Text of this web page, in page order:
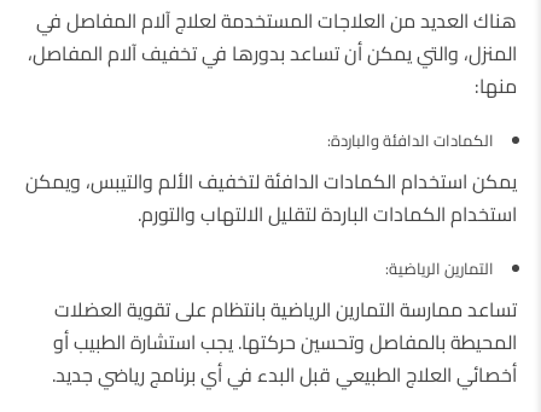
هناك العديد من العلاجات المستخدمة لعلاج آلام المفاصل في
المنزل، والتي يمكن أن تساعد بدورها في تخفيف آلام المفاصل،
منها:
الكمادات الدافئة والباردة:
يمكن استخدام الكمادات الدافئة لتخفيف الألم والتيبس، ويمكن
استخدام الكمادات الباردة لتقليل الالتهاب والتورم.
التمارين الرياضية:
تساعد ممارسة التمارين الرياضية بانتظام على تقوية العضلات
المحيطة بالمفاصل وتحسين حركتها. يجب استشارة الطبيب أو
أخصائي العلاج الطبيعي قبل البدء في أي برنامج رياضي جديد.